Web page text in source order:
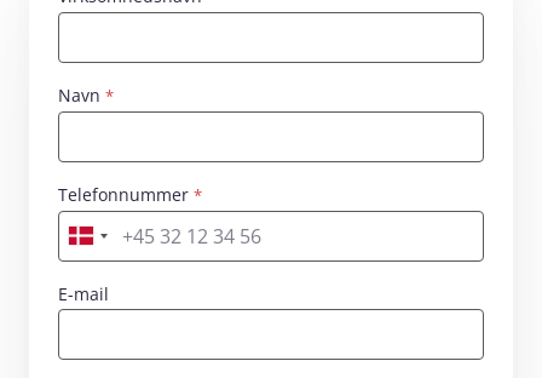
Navn
Telefonnummer
E-mail